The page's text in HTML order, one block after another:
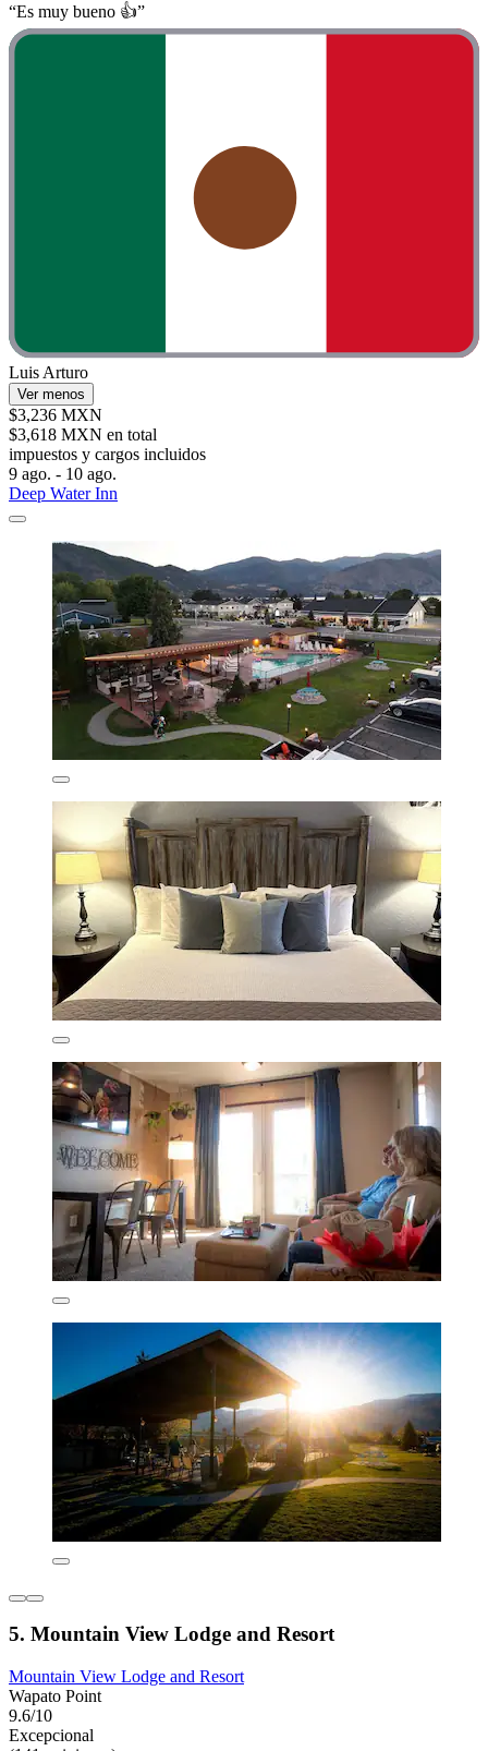
“Es muy bueno 👍”
Luis Arturo
Ver menos
$3,236 MXN
$3,618 MXN en total
impuestos y cargos incluidos
9 ago. - 10 ago.
Deep Water Inn
5. Mountain View Lodge and Resort
Mountain View Lodge and Resort
Wapato Point
9.6/10
Excepcional